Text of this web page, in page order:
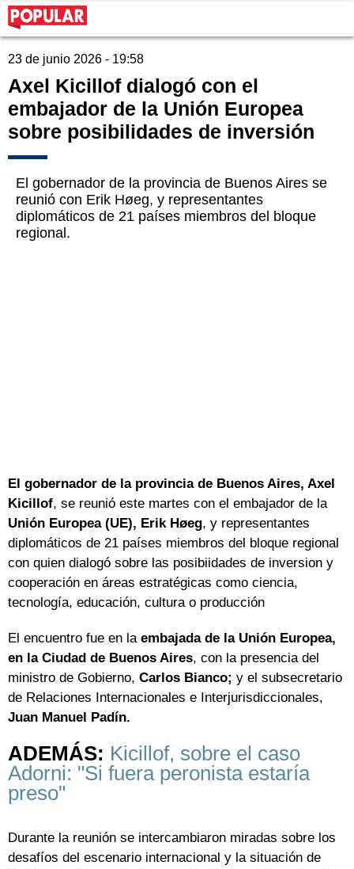
23 de junio 2026 - 19:58
Axel Kicillof dialogó con el
embajador de la Unión Europea
sobre posibilidades de inversión
El gobernador de la provincia de Buenos Aires se
reunió con Erik Høeg, y representantes
diplomáticos de 21 países miembros del bloque
regional.
El gobernador de la provincia de Buenos Aires, Axel
Kicillof, se reunió este martes con el embajador de la
Unión Europea (UE), Erik Høeg, y representantes
diplomáticos de 21 países miembros del bloque regional
con quien dialogó sobre las posibiidades de inversion y
cooperación en áreas estratégicas como ciencia,
tecnología, educación, cultura o producción
El encuentro fue en la embajada de la Unión Europea,
en la Ciudad de Buenos Aires, con la presencia del
ministro de Gobierno, Carlos Bianco; y el subsecretario
de Relaciones Internacionales e Interjurisdiccionales,
Juan Manuel Padín.
ADEMÁS: Kicillof, sobre el caso
Adorni: "Si fuera peronista estaría
preso"
Durante la reunión se intercambiaron miradas sobre los
desafíos del escenario internacional y la situación de